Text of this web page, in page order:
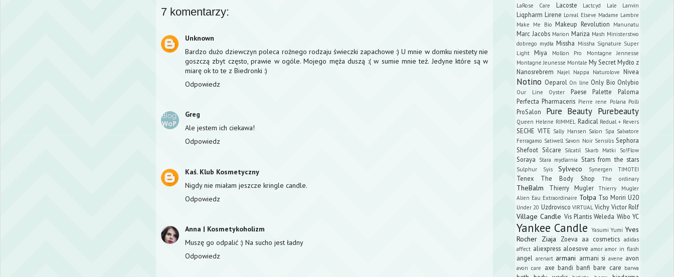
7 komentarzy:
Unknown
Bardzo dużo dziewczyn poleca rożnego rodzaju świeczki zapachowe :) U mnie w domku niestety nie
goszczą zbyt często, prawie w ogóle. Mojego męża duszą :( w sumie mnie też. Jedyne które są w
miarę ok to te z Biedronki :)
Odpowiedz
Greg
Ale jestem ich ciekawa!
Odpowiedz
Kaś. Klub Kosmetyczny
Nigdy nie miałam jeszcze kringle candle.
Odpowiedz
Anna | Kosmetykoholizm
Muszę go odpalić :) Na sucho jest ładny
Odpowiedz
LaRose Care Lacoste Lactcyd Lale Lanvin
Liqpharm Lirene Loreal Elseve Madame Lambre
Make Me Bio Makeup Revolution Manunatu
Marc Jacobs Marion Mariza Mash Ministerstwo
dobrego mydła Missha Missha Signature Super
Light
Miya Mollon Pro
Montagne Jennesse
Montagne Jeunesse Montale My Secret Mydło z
Nanosrebrem
Najel Nappa Naturolove Nivea
Notino Oeparol On line Only Bio Onlybio
Our Line Oyster Paese Palette
Paloma
Perfecta Pharmaceris Pierre rene Polana Polli
ProSalon Pure Beauty Purebeauty
Queen Helene RIMMEL Radical Redual + Revers
SECHE VITE Sally Hansen Salon Spa Salvatore
Ferragamo Satiwell Savon Noir Sensilis Sephora
Shefoot Silcare Silcatil Skarb Matki So!Flow
Soraya Stara mydlarnia Stars from the stars
Sulphur Syis Sylveco Synergen TIMOTEI
Tenex The Body Shop The ordinary
TheBalm Thierry Mugler
Thierry Mugler
Alien Eau Extraordinaire Tołpa Tso Moriri U20
Under 20 Uzdrovisco VIRTUAL Vichy Victor Rolf
Village Candle Vis Plantis Weleda Wibo YC
Yankee Candle Yasumi Yumi Yves
Rocher Ziaja Zoeva aa cosmetics adidas
affect aliexpress aloesove amor amor in flash
angel arenart armani armani si avene avon
avon care axe bandi banfi bare care barwa